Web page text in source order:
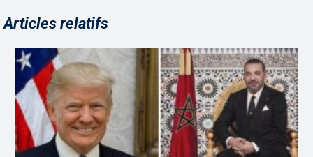
Articles relatifs